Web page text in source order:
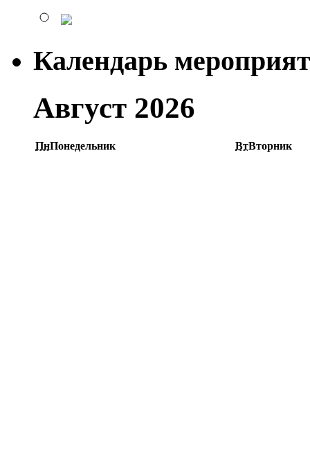
Календарь
Август 2026
ПнПонедельник ВтВторник